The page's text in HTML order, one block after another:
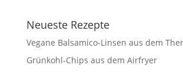
Neueste Rezepte
Vegane Balsamico-Linsen aus dem
Grünkohl-Chips aus dem Airfryer